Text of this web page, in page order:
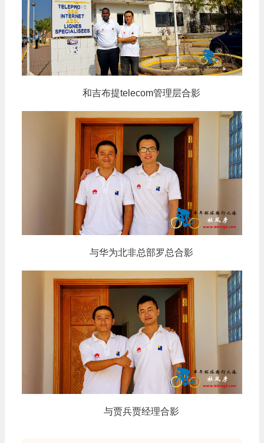
和吉布提telecom管理层合影
与华为北非总部罗总合影
与贾兵贾经理合影